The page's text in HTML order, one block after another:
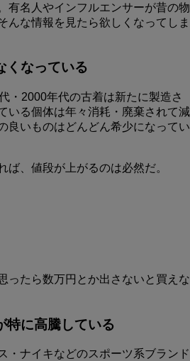
有名人やインフルエンサーが昔の物
んな情報を見たら欲しくなってしま
くなっている
・2000年代の古着は新たに製造さ
いる個体は年々消耗・廃棄されて減
良いものはどんどん希少になってい
ば、値段が上がるのは必然だ。
ったら数万円とか出さないと買えな
特に高騰している
・ナイキなどのスポーツ系ブランド